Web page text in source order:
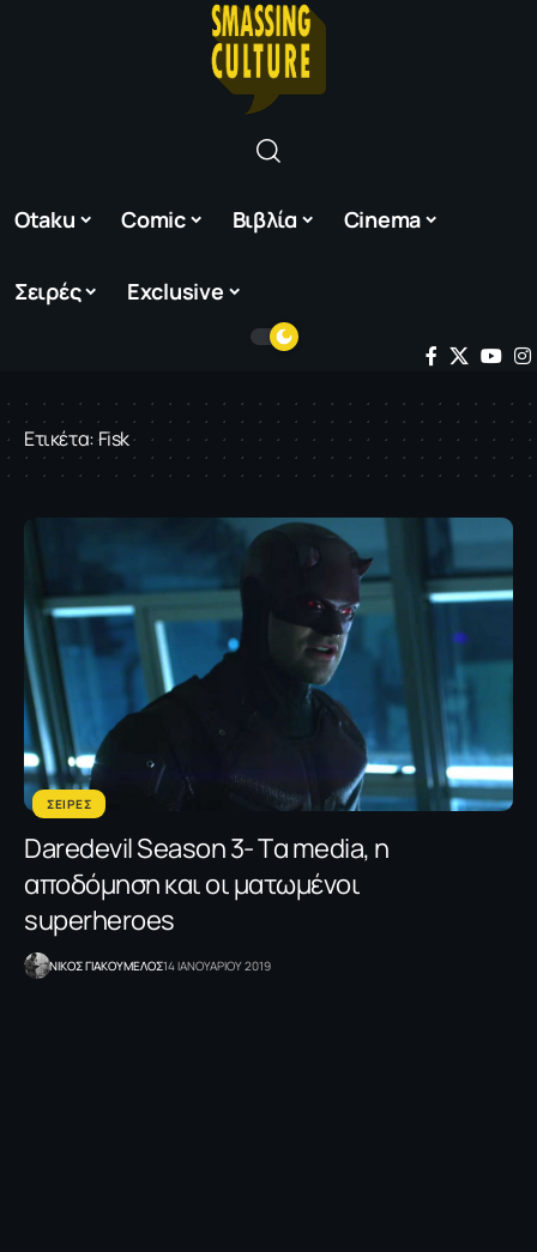
Otaku Comic Βιβλία Cinema
Σειρές Exclusive
Ετικέτα:Fisk
ΣΕΙΡΕΣ
Daredevil Season 3- Tα media, η
αποδόμηση και οι ματωμένοι
superheroes
NΙΚΟΣ ΓΙΑΚΟΥΜΕΛΟΣ14 ΙΑΝΟΥΑΡΙΟΥ 2019